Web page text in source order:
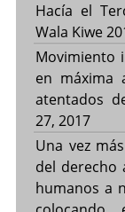
Hacía el
Wala Kiwe
Movimiento
en máxima
atentados
27, 2017
Una vez
del derecho
humanos a